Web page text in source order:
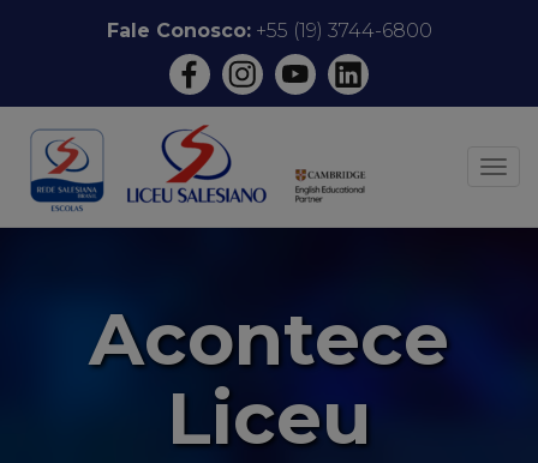
conteúdo
Fale Conosco:+55 (19) 3744-6800
Acontece
Liceu